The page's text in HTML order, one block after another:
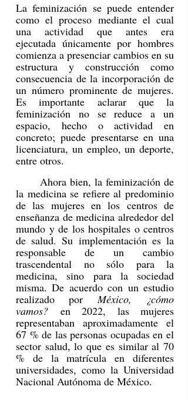
La feminización se puede entender
como el proceso mediante el cual
una actividad que antes era
ejecutada únicamente por hombres
comienza a presenciar cambios en su
estructura y construcción como
consecuencia de la incorporación de
un número prominente de mujeres.
Es importante aclarar que la
feminización no se reduce a un
espacio, hecho o actividad en
concreto; puede presentarse en una
licenciatura, un empleo, un deporte,
entre otros.
la medicina se refiere al predominio
de las mujeres en los centros de
enseñanza de medicina alrededor del
mundo y de los hospitales o centros
de salud. Su implementación es la
responsable de un cambio
trascendental no sólo para la
medicina, sino para la sociedad
misma. De acuerdo con un estudio
realizado por México, ¿cómo
vamos? en 2022, las mujeres
representaban aproximadamente el
67 % de las personas ocupadas en el
sector salud, lo que es similar al 70
% de la matrícula en diferentes
universidades, como la Universidad
Nacional Autónoma de México.